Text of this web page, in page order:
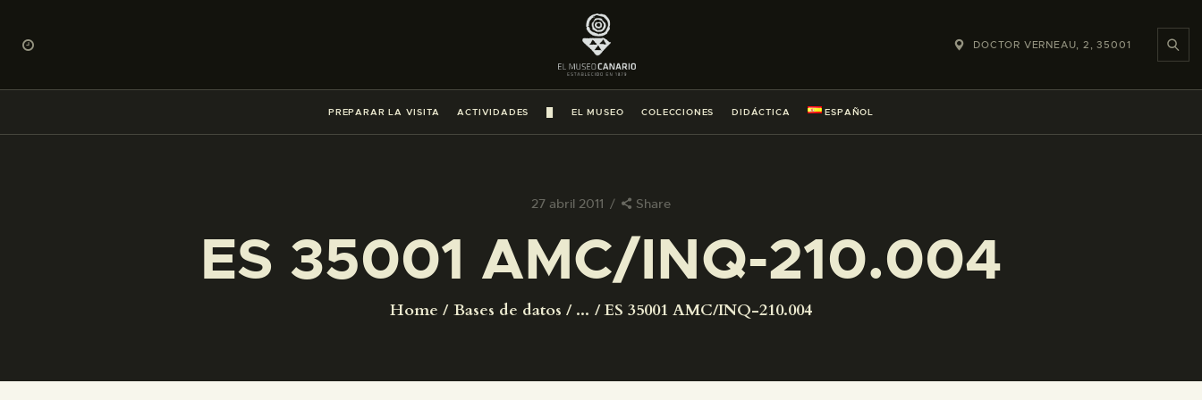
DOCTOR VERNEAU, 2, 35001
PREPARAR LA VISITA ACTIVIDADES EL MUSEO COLECCIONES DIDÁCTICA ESPAÑOL
27 abril 2011 Share
ES 35001 AMC/INQ-210.004
Home Bases de datos ... ES 35001 AMC/INQ-210.004
PREPARAR LA VISITA
ACTIVIDADES
█
COLECCIONES
DIDÁCTICA